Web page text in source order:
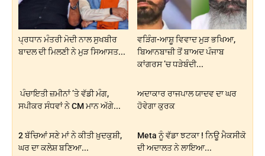
ਪ੍ਰਧਾਨ ਮੰਤਰੀ ਮੋਦੀ ਨਾਲ ਸੁਖਬੀਰ
ਬਾਦਲ ਦੀ ਮਿਲਣੀ ਨੇ ਮੁੜ ਸਿਆਸਤ...
ਵੜਿੰਗ-ਆਸ਼ੂ ਵਿਵਾਦ ਮੁੜ ਭਖਿਆ,
ਬਿਆਨਬਾਜ਼ੀ ਤੋਂ ਬਾਅਦ ਪੰਜਾਬ
ਕਾਂਗਰਸ ’ਚ ਧੜੇਬੰਦੀ...
ਪੰਚਾਇਤੀ ਜ਼ਮੀਨਾਂ ’ਤੇ ਵੱਡੀ ਮੰਗ,
ਸਪੀਕਰ ਸੰਧਵਾਂ ਨੇ CM ਮਾਨ ਅੱਗੇ...
ਅਦਾਕਾਰ ਰਾਜਪਾਲ ਯਾਦਵ ਦਾ ਘਰ
ਹੋਵੇਗਾ ਕੁਰਕ
2 ਬੱਚਿਆਂ ਸਣੇ ਮਾਂ ਨੇ ਕੀਤੀ ਖ਼ੁਦਕੁਸ਼ੀ,
ਘਰ ਦਾ ਕਲੇਸ਼ ਬਣਿਆ...
Meta ਨੂੰ ਵੱਡਾ ਝਟਕਾ ! ਨਿਊ ਮੈਕਸੀਕੋ
ਦੀ ਅਦਾਲਤ ਨੇ ਲਾਇਆ...